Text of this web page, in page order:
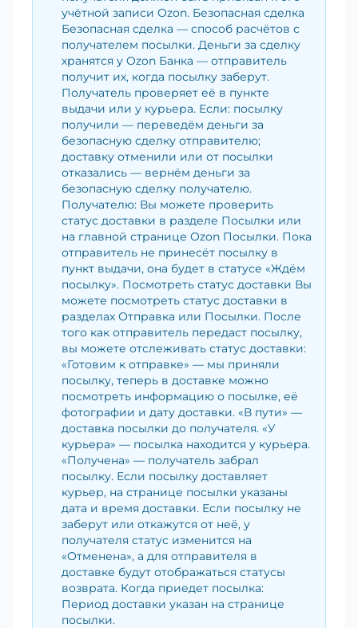
учётной записи Ozon. Безопасная сделка
Безопасная сделка — способ расчётов с
получателем посылки. Деньги за сделку
хранятся у Ozon Банка — отправитель
получит их, когда посылку заберут.
Получатель проверяет её в пункте
выдачи или у курьера. Если: посылку
получили — переведём деньги за
безопасную сделку отправителю;
доставку отменили или от посылки
отказались — вернём деньги за
безопасную сделку получателю.
Получателю: Вы можете проверить
статус доставки в разделе Посылки или
на главной странице Ozon Посылки. Пока
отправитель не принесёт посылку в
пункт выдачи, она будет в статусе «Ждём
посылку». Посмотреть статус доставки Вы
можете посмотреть статус доставки в
разделах Отправка или Посылки. После
того как отправитель передаст посылку,
вы можете отслеживать статус доставки:
«Готовим к отправке» — мы приняли
посылку, теперь в доставке можно
посмотреть информацию о посылке, её
фотографии и дату доставки. «В пути» —
доставка посылки до получателя. «У
курьера» — посылка находится у курьера.
«Получена» — получатель забрал
посылку. Если посылку доставляет
курьер, на странице посылки указаны
дата и время доставки. Если посылку не
заберут или откажутся от неё, у
получателя статус изменится на
«Отменена», а для отправителя в
доставке будут отображаться статусы
возврата. Когда приедет посылка:
Период доставки указан на странице
посылки.